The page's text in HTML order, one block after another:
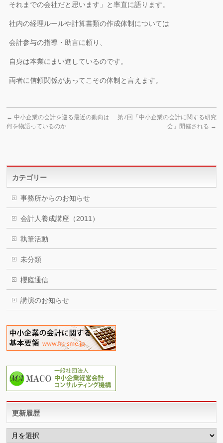
それまでの会社だと思います」と率直に語ります。
社内の経理ルールや計算書類の作成体制については
会計参与の指導・助言に頼り、
自身は本業にまい進しているのです。
両者に信頼関係があってこその体制と言えます。
← 中小企業の会計を巡る最近の動向は
何を物語っているのか
第7回「中小企業の会計に関する研究
会」開催される →
カテゴリー
事務所からのお知らせ
会計人養成講座（2011）
執筆活動
未分類
櫻庭通信
講演のお知らせ
更新履歴
更
新